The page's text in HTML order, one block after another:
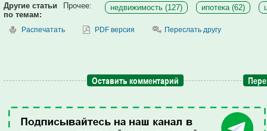
Другие статьи
по темам:
Прочее: недвижимость (127) ипотека (62)
Распечатать PDF версия Переслать другу
Оставить комментарий